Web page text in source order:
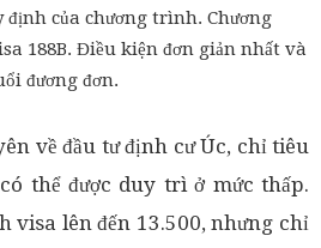
định của chương trình. Chương
188B. Điều kiện đơn giản nhất và
đương đơn.
về đầu tư định cư Úc, chỉ tiêu
thể được duy trì ở mức thấp.
visa lên đến 13.500, nhưng chỉ